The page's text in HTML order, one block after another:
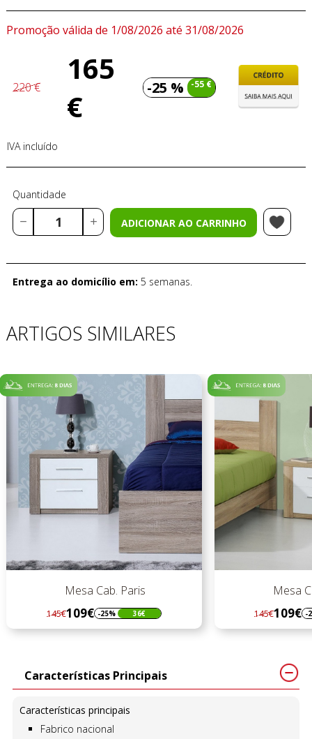
Promoção válida de 1/08/2026 até 31/08/2026
220 €
165
€
-25 % -55 €
IVA incluído
Quantidade
ADICIONAR AO CARRINHO
Entrega ao domicílio em: 5 semanas.
ARTIGOS SIMILARES
Mesa Cab. Paris
Regular
preço
145€109€
Preço -25% 36€
Mesa
Regular
preço
145€109€
Preço -
Características Principais
Características principais
Fabrico nacional